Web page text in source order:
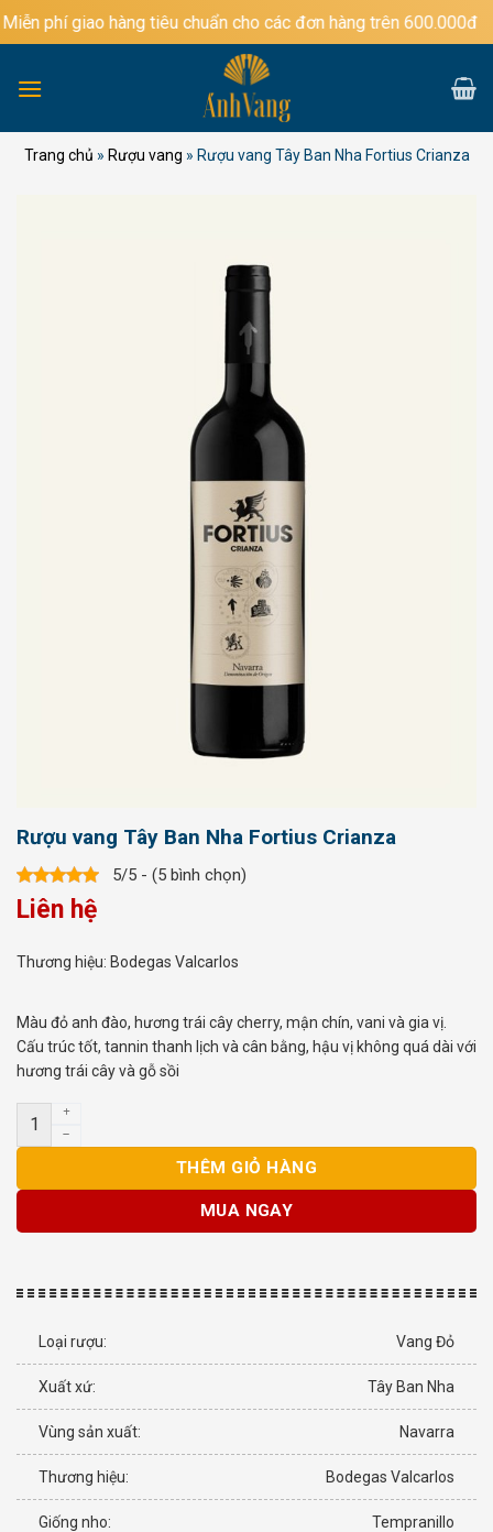
Bỏ
qua
dung
phí giao hàng tiêu chuẩn cho các đơn hàng trên 600.000đ
Trang chủ » Rượu vang » Rượu vang Tây Ban Nha Fortius Crianza
Rượu vang Tây Ban Nha Fortius Crianza
5/5 - (5 bình chọn)
Liên hệ
Màu đỏ anh đào, hương trái cây cherry, mận chín, vani và gia vị.
Cấu trúc tốt, tannin thanh lịch và cân bằng, hậu vị không quá dài với
hương trái cây và gỗ sồi
Rượu vang Tây Ban Nha Fortius Crianza số lượng
THÊM GIỎ HÀNG
MUA NGAY
Thương hiệu: Bodegas Valcarlos
Loại rượu: Vang Đỏ
Xuất xứ: Tây Ban Nha
Vùng sản xuất: Navarra
Thương hiệu: Bodegas Valcarlos
Giống nho: Tempranillo